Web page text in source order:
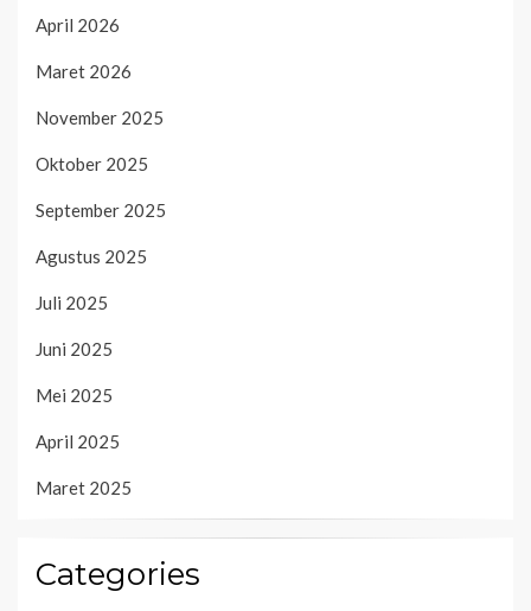
April 2026
Maret 2026
November 2025
Oktober 2025
September 2025
Agustus 2025
Juli 2025
Juni 2025
Mei 2025
April 2025
Maret 2025
Categories